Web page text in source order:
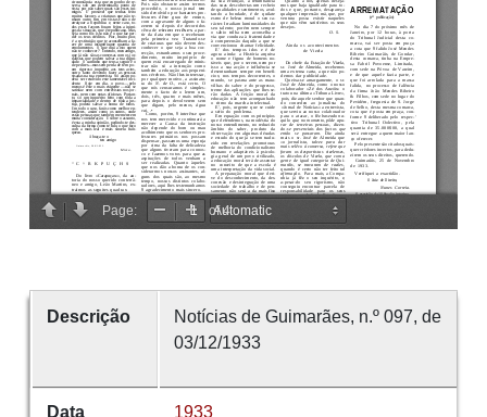
Descrição
Notícias de Guimarães, n.º 097, de
03/12/1933
Data 1933